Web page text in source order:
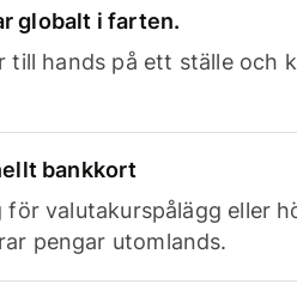
globalt i farten.
till hands på ett ställe och
bankkort
för valutakurspålägg eller
pengar utomlands.